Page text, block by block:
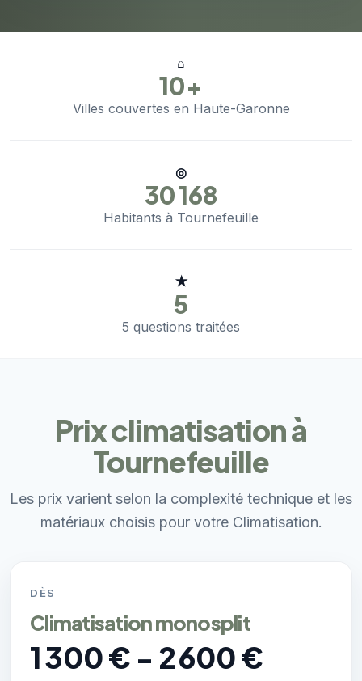
⌂
10+
Villes couvertes en Haute-Garonne
◎
30 168
Habitants à Tournefeuille
★
5
5 questions traitées
Prix climatisation à
Tournefeuille
Les prix varient selon la complexité technique et les
matériaux choisis pour votre Climatisation.
DÈS
Climatisation monosplit
1 300 € - 2 600 €